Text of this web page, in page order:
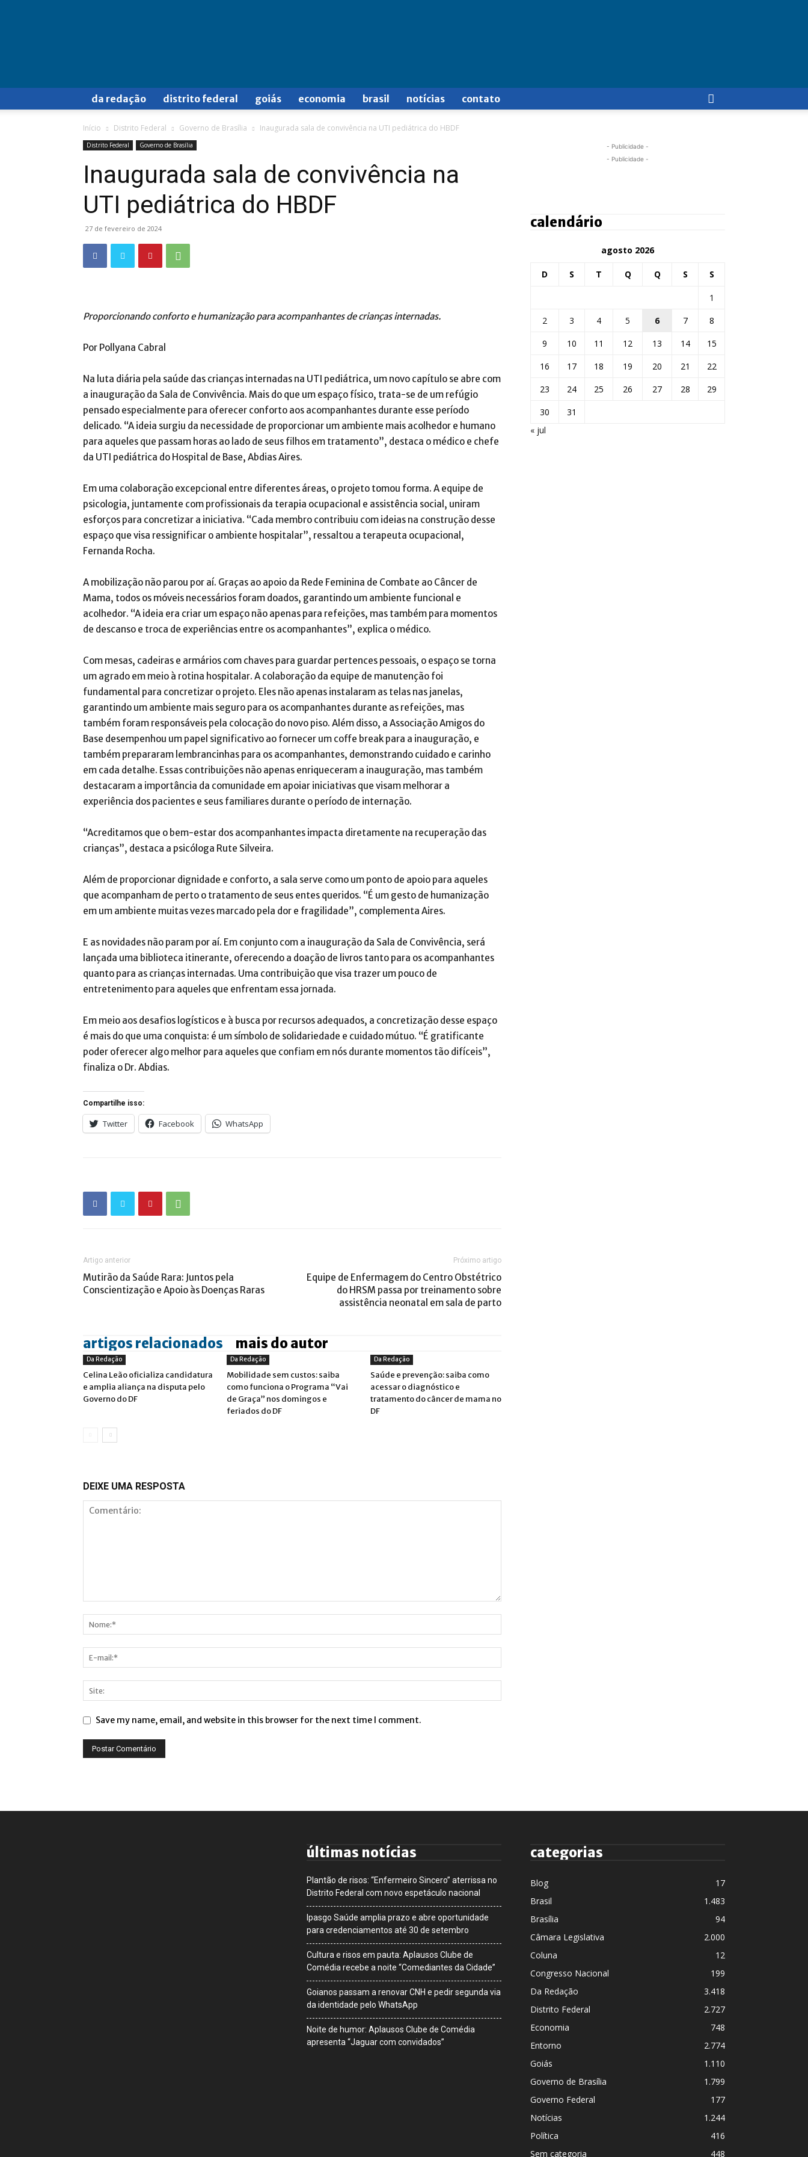
da redação distrito federal goiás economia brasil notícias contato
Início Distrito Federal Governo de Brasília Inaugurada sala de convivência na UTI pediátrica do HBDF
Distrito Federal Governo de Brasília
Inaugurada sala de convivência na
UTI pediátrica do HBDF
27 de fevereiro de 2024
Proporcionando conforto e humanização para acompanhantes de crianças internadas.
Por Pollyana Cabral
Na luta diária pela saúde das crianças internadas na UTI pediátrica, um novo capítulo se abre com
a inauguração da Sala de Convivência. Mais do que um espaço físico, trata-se de um refúgio
pensado especialmente para oferecer conforto aos acompanhantes durante esse período
delicado. “A ideia surgiu da necessidade de proporcionar um ambiente mais acolhedor e humano
para aqueles que passam horas ao lado de seus filhos em tratamento”, destaca o médico e chefe
da UTI pediátrica do Hospital de Base, Abdias Aires.
Em uma colaboração excepcional entre diferentes áreas, o projeto tomou forma. A equipe de
psicologia, juntamente com profissionais da terapia ocupacional e assistência social, uniram
esforços para concretizar a iniciativa. “Cada membro contribuiu com ideias na construção desse
espaço que visa ressignificar o ambiente hospitalar”, ressaltou a terapeuta ocupacional,
Fernanda Rocha.
A mobilização não parou por aí. Graças ao apoio da Rede Feminina de Combate ao Câncer de
Mama, todos os móveis necessários foram doados, garantindo um ambiente funcional e
acolhedor. “A ideia era criar um espaço não apenas para refeições, mas também para momentos
de descanso e troca de experiências entre os acompanhantes”, explica o médico.
Com mesas, cadeiras e armários com chaves para guardar pertences pessoais, o espaço se torna
um agrado em meio à rotina hospitalar. A colaboração da equipe de manutenção foi
fundamental para concretizar o projeto. Eles não apenas instalaram as telas nas janelas,
garantindo um ambiente mais seguro para os acompanhantes durante as refeições, mas
também foram responsáveis pela colocação do novo piso. Além disso, a Associação Amigos do
Base desempenhou um papel significativo ao fornecer um coffe break para a inauguração, e
também prepararam lembrancinhas para os acompanhantes, demonstrando cuidado e carinho
em cada detalhe. Essas contribuições não apenas enriqueceram a inauguração, mas também
destacaram a importância da comunidade em apoiar iniciativas que visam melhorar a
experiência dos pacientes e seus familiares durante o período de internação.
“Acreditamos que o bem-estar dos acompanhantes impacta diretamente na recuperação das
crianças”, destaca a psicóloga Rute Silveira.
Além de proporcionar dignidade e conforto, a sala serve como um ponto de apoio para aqueles
que acompanham de perto o tratamento de seus entes queridos. “É um gesto de humanização
em um ambiente muitas vezes marcado pela dor e fragilidade”, complementa Aires.
E as novidades não param por aí. Em conjunto com a inauguração da Sala de Convivência, será
lançada uma biblioteca itinerante, oferecendo a doação de livros tanto para os acompanhantes
quanto para as crianças internadas. Uma contribuição que visa trazer um pouco de
entretenimento para aqueles que enfrentam essa jornada.
Em meio aos desafios logísticos e à busca por recursos adequados, a concretização desse espaço
é mais do que uma conquista: é um símbolo de solidariedade e cuidado mútuo. “É gratificante
poder oferecer algo melhor para aqueles que confiam em nós durante momentos tão difíceis”,
finaliza o Dr. Abdias.
Compartilhe isso:
Twitter Facebook WhatsApp
Artigo anterior
Mutirão da Saúde Rara: Juntos pela
Conscientização e Apoio às Doenças Raras
Próximo artigo
Equipe de Enfermagem do Centro Obstétrico
do HRSM passa por treinamento sobre
assistência neonatal em sala de parto
artigos relacionados mais do autor
Da Redação
Celina Leão oficializa candidatura
e amplia aliança na disputa pelo
Governo do DF
Da Redação
Mobilidade sem custos: saiba
como funciona o Programa “Vai
de Graça” nos domingos e
feriados do DF
Da Redação
Saúde e prevenção: saiba como
acessar o diagnóstico e
tratamento do câncer de mama no
DF
DEIXE UMA RESPOSTA
Save my name, email, and website in this browser for the next time I comment.
- Publicidade -
- Publicidade -
calendário
agosto 2026
D S T Q Q S S
1
2
3 4 5 6 7
8
9
10 11 12 13 14
15
16
17 18 19 20 21
22
23
24 25 26 27 28
29
30
31
« jul
últimas notícias
Plantão de risos: “Enfermeiro Sincero” aterrissa no
Distrito Federal com novo espetáculo nacional
Ipasgo Saúde amplia prazo e abre oportunidade
para credenciamentos até 30 de setembro
Cultura e risos em pauta: Aplausos Clube de
Comédia recebe a noite “Comediantes da Cidade”
Goianos passam a renovar CNH e pedir segunda via
da identidade pelo WhatsApp
Noite de humor: Aplausos Clube de Comédia
apresenta “Jaguar com convidados”
categorias
Blog
17
Brasil
1.483
Brasília
94
Câmara Legislativa
2.000
Coluna
12
Congresso Nacional
199
Da Redação
3.418
Distrito Federal
2.727
Economia
748
Entorno
2.774
Goiás
1.110
Governo de Brasília
1.799
Governo Federal
177
Notícias
1.244
Política
416
Sem categoria
448